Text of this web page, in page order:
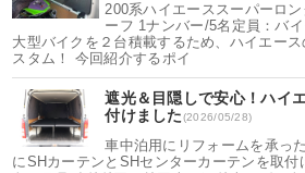
200系ハイエーススーパーロ
ーフ 1ナンバー/5名定員：バ
大型バイクを２台積載するため、ハイエー
スタム！ 今回紹介するポイ
遮光＆目隠しで安心！ハイ
付けました(2026/05/28)
車中泊用にリフォームを承っ
にSHカーテンとSHセンターカーテンを取